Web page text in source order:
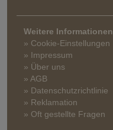
Weitere Informationen
» Cookie-Einstellungen
» Impressum
» Über uns
» AGB
» Datenschutzrichtlinie
» Reklamation
» Oft gestellte Fragen